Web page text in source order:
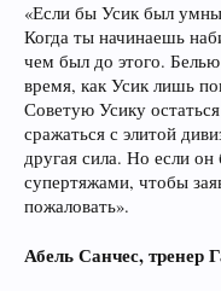
«Если бы Усик был
Когда ты начинаешь
чем был до этого. Белью
время, как Усик лишь
Советую Усику
сражаться с элитой
другая сила. Но если он
супертяжами, чтобы
пожаловать».
Абель Санчес, тренер